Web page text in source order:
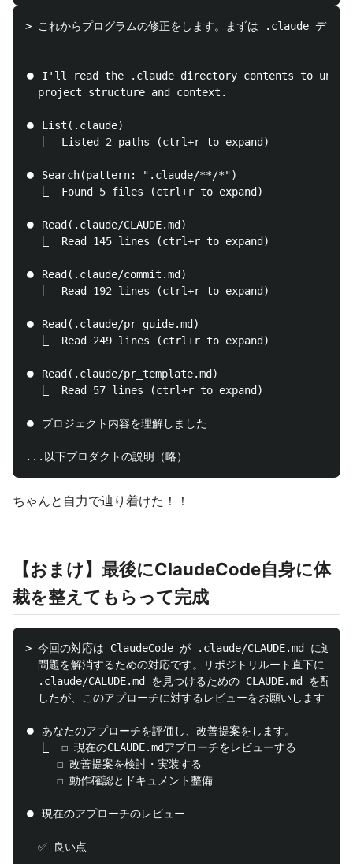
> これからプログラムの修正をします。まずは .claude ディレ
⏺ I'll read the .claude directory contents to
  project structure and context.
⏺ List(.claude)
  ⎿  Listed 2 paths (ctrl+r to expand)
⏺ Search(pattern: ".claude/**/*")
  ⎿  Found 5 files (ctrl+r to expand)
⏺ Read(.claude/CLAUDE.md)
  ⎿  Read 145 lines (ctrl+r to expand)
⏺ Read(.claude/commit.md)
  ⎿  Read 192 lines (ctrl+r to expand)
⏺ Read(.claude/pr_guide.md)
  ⎿  Read 249 lines (ctrl+r to expand)
⏺ Read(.claude/pr_template.md)
  ⎿  Read 57 lines (ctrl+r to expand)
⏺ プロジェクト内容を理解しました
ちゃんと自力で辿り着けた！！
【おまけ】最後にClaudeCode自身に体
裁を整えてもらって完成
> 今回の対応は ClaudeCode が .claude/CLAUDE.md に辿り
  問題を解消するための対応です。リポジトリルート直下に
.claude/CALUDE.md を見つけるための CLAUDE.md を配置
  したが、このアプローチに対するレビューをお願いします
⏺ あなたのアプローチを評価し、改善提案をします。
  ⎿  ☐ 現在のCLAUDE.mdアプローチをレビューする
     ☐ 改善提案を検討・実装する
     ☐ 動作確認とドキュメント整備
⏺ 現在のアプローチのレビュー
  ✅ 良い点